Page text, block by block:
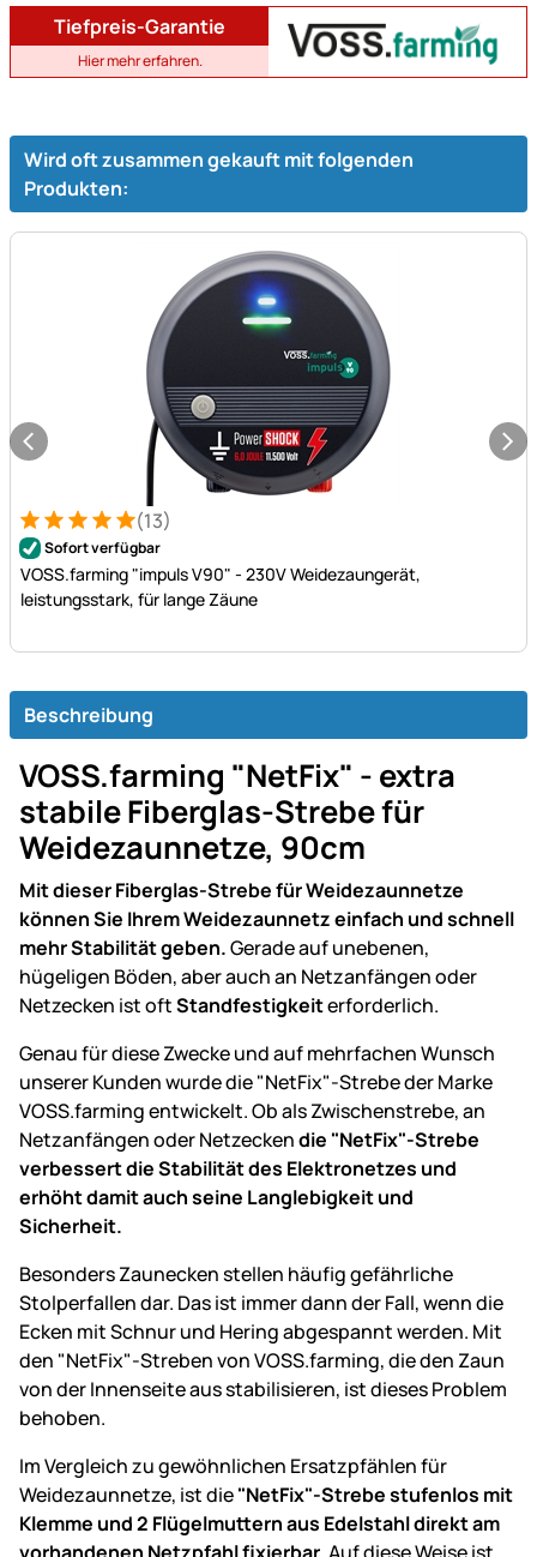
Tiefpreis-Garantie
Hier mehr erfahren.
Wird oft zusammen gekauft mit folgenden
Produkten:
Bewertung: 5 von 5 (13 Bewertungen)
13 Bewertungen
(13)
Sofort verfügbar
VOSS.farming "impuls V90" - 230V Weidezaungerät,
leistungsstark, für lange Zäune
Beschreibung
VOSS.farming "NetFix" - extra
stabile Fiberglas-Strebe für
Weidezaunnetze, 90cm
Mit dieser Fiberglas-Strebe für Weidezaunnetze
können Sie Ihrem Weidezaunnetz einfach und schnell
mehr Stabilität geben.Gerade auf unebenen,
hügeligen Böden, aber auch an Netzanfängen oder
Netzecken ist oftStandfestigkeiterforderlich.
Genau für diese Zwecke und auf mehrfachen Wunsch
unserer Kunden wurde die "NetFix"-Strebe der Marke
VOSS.farming entwickelt. Ob als Zwischenstrebe, an
Netzanfängen oder Netzeckendie "NetFix"-Strebe
verbessert die Stabilität des Elektronetzes und
erhöht damit auch seine Langlebigkeit und
Sicherheit.
Besonders Zaunecken stellen häufig gefährliche
Stolperfallen dar. Das ist immer dann der Fall, wenn die
Ecken mit Schnur und Hering abgespannt werden. Mit
den "NetFix"-Streben von VOSS.farming, die den Zaun
von der Innenseite aus stabilisieren, ist dieses Problem
behoben.
Im Vergleich zu gewöhnlichen Ersatzpfählen für
Weidezaunnetze, ist die"NetFix"-Strebe stufenlos mit
Klemme und 2 Flügelmuttern aus Edelstahl direkt am